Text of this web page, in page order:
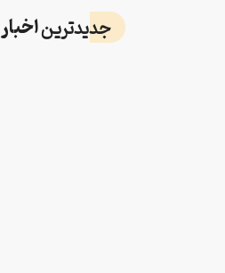
جدیدتریناخبار